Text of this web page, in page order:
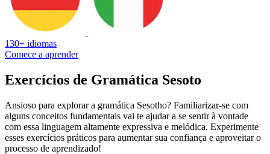
130+ idiomas
Comece a aprender
Exercícios de Gramática Sesoto
Ansioso para explorar a gramática Sesotho? Familiarizar-se com
alguns conceitos fundamentais vai te ajudar a se sentir à vontade
com essa linguagem altamente expressiva e melódica. Experimente
esses exercícios práticos para aumentar sua confiança e aproveitar o
processo de aprendizado!